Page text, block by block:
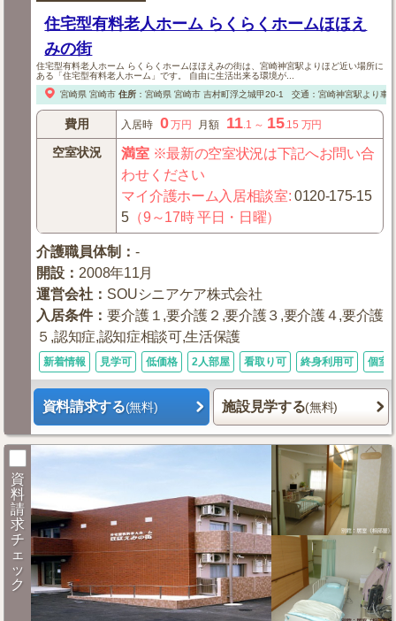
住宅型有料老人ホーム らくらくホームほほえ
みの街
住宅型有料老人ホーム らくらくホームほほえみの街は、宮崎神宮駅よりほど近い場所に
ある「住宅型有料老人ホーム」です。 自由に生活出来る環境が...
宮崎県 宮崎市 住所： 宮崎県 宮崎市吉村町浮之城甲20-1 交通：宮崎神宮駅より車
費用 入居時 0万円 月額 11 .1 ～ 15.15 万円
空室状況 満室※最新の空室状況は下記へお問い合
わせください
マイ介護ホーム入居相談室:0120-175-15
5 （9～17時 平日・日曜）
介護職員体制 ：-
開設 ： 2008年11月
運営会社 ： SOUシニアケア株式会社
入居条件：要介護１,要介護２,要介護３,要介護４,要介護
５,認知症,認知症相談可,生活保護
新着情報 見学可 低価格 2人部屋 看取り可 終身利用可 個室
資料請求する(無料) 施設見学する(無料)
資
料
請
求
チ
ェ
ッ
ク